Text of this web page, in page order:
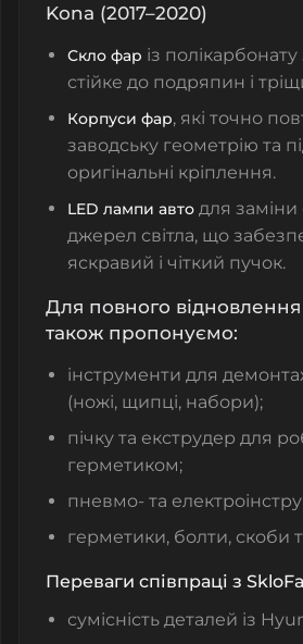
Kona (2017–2020)
Скло фар із
стійке до подряпин і
Корпуси фар, які точно
заводську геометрію та
оригінальні кріплення.
LED лампи авто для заміни
джерел світла, що
яскравий і чіткий пучок.
Для повного
також пропонуємо:
інструменти для
(ножі, щипці, набори);
пічку та екструдер для
герметиком;
пневмо- та
герметики, болти, скоби
Переваги співпраці з
сумісність деталей із